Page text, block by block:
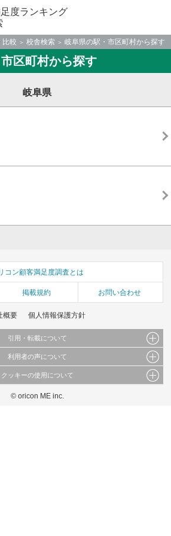
度ランキング
比較 校舎検索 岐阜県の駅・市区町村から探す
区町村から探す
岐阜県
コン顧客満足度調査とは
掲載規約 お問い合わせ
概要 個人情報保護方針
引用・転載について
（文字、写真、イラスト、画像データ等）及びこれらの配
く無断転載・複製などの二次利用を行うことは固く禁じて
利用者の声について
すべてサービスの利用者が提出された見解・感想です。
をご理解いただいた上でご覧ください。
クッキーの使用について
て、ユーザーに合わせたコンテンツや広告の表示、ソー
© oricon ME inc.